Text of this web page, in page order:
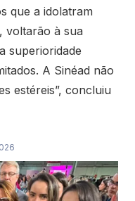
que a idolatram
voltarão à sua
superioridade
A Sinéad não
estéreis”, concluiu